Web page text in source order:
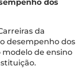
dos
da
desempenho dos
de ensino